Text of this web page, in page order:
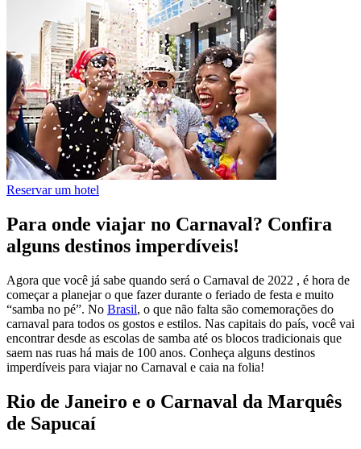
Reservar um hotel
Para onde viajar no Carnaval? Confira
alguns destinos imperdíveis!
Agora que você já sabe quando será o Carnaval de 2022 , é hora de
começar a planejar o que fazer durante o feriado de festa e muito
“samba no pé”. No Brasil, o que não falta são comemorações do
carnaval para todos os gostos e estilos. Nas capitais do país, você vai
encontrar desde as escolas de samba até os blocos tradicionais que
saem nas ruas há mais de 100 anos. Conheça alguns destinos
imperdíveis para viajar no Carnaval e caia na folia!
Rio de Janeiro e o Carnaval da Marquês
de Sapucaí